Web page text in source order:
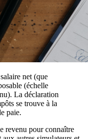
net (que
(échelle
La déclaration
se trouve à la
paie.
revenu pour connaître